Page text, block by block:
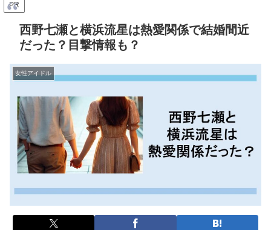
PR
西野七瀬と横浜流星は熱愛関係で結婚間近
だった？目撃情報も？
女性アイドル